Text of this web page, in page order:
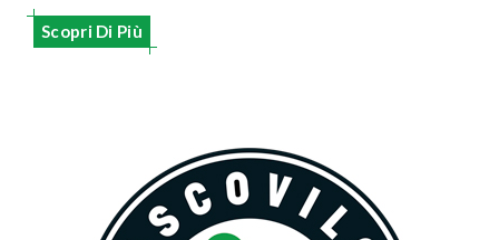
Scopri Di Più